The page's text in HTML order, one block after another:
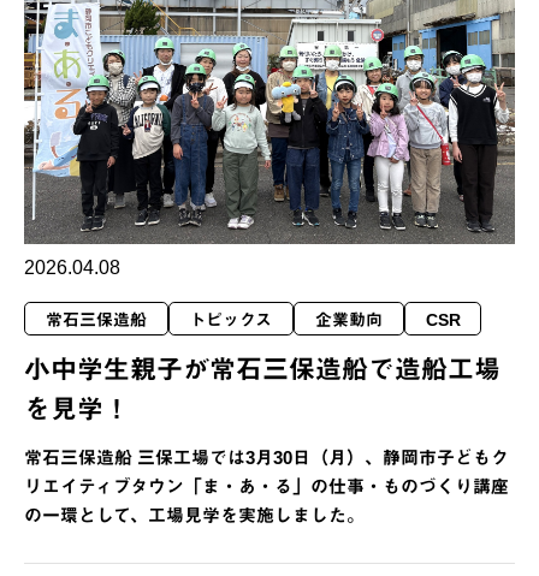
2026.04.08
常石三保造船 トピックス 企業動向 CSR
小中学生親子が常石三保造船で造船工場
を見学！
常石三保造船 三保工場では3月30日（月）、静岡市子どもク
リエイティブタウン「ま・あ・る」の仕事・ものづくり講座
の一環として、工場見学を実施しました。